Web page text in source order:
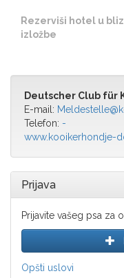
Rezerviši hotel u
izložbe
Deutscher Club für
E-mail:
Telefon: -
www.kooikerhondje-
Prijava
Prijavite vašeg psa za
Opšti uslovi